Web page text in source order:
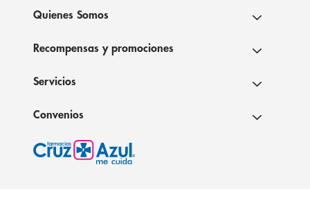
Quienes Somos
Recompensas y promociones
Servicios
Convenios